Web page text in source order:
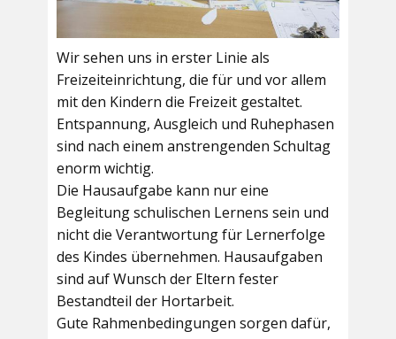
Wir sehen uns in erster Linie als
Freizeiteinrichtung, die für und vor allem
mit den Kindern die Freizeit gestaltet.
Entspannung, Ausgleich und Ruhephasen
sind nach einem anstrengenden Schultag
enorm wichtig.
Die Hausaufgabe kann nur eine
Begleitung schulischen Lernens sein und
nicht die Verantwortung für Lernerfolge
des Kindes übernehmen. Hausaufgaben
sind auf Wunsch der Eltern fester
Bestandteil der Hortarbeit.
Gute Rahmenbedingungen sorgen dafür,